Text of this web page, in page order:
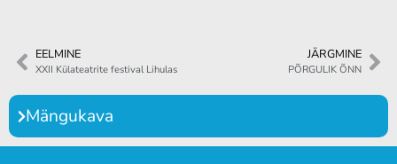
EELMINE
XXII Külateatrite festival Lihulas
JÄRGMINE
PÕRGULIK ÕNN
Mängukava